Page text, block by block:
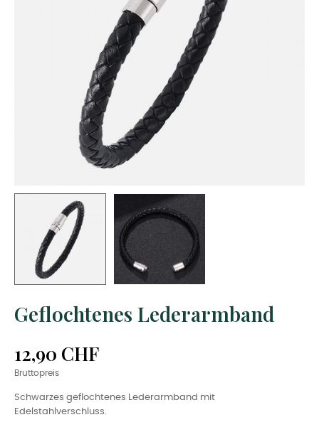
Geflochtenes Lederarmband
12,90 CHF
Bruttopreis
Schwarzes geflochtenes Lederarmband mit
Edelstahlverschluss.